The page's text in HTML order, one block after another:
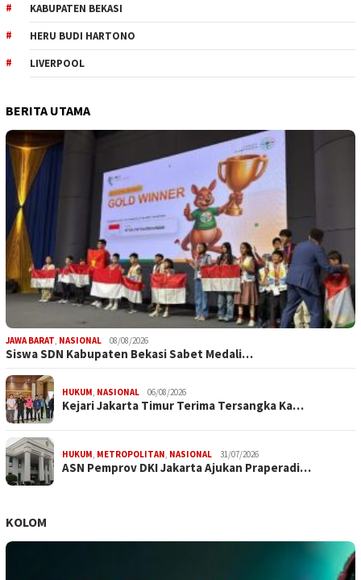
KABUPATEN BEKASI
HERU BUDI HARTONO
LIVERPOOL
BERITA UTAMA
JAWA BARAT NASIONAL 08/08/2026
Siswa SDN Kabupaten Bekasi Sabet Medali…
HUKUM NASIONAL 06/08/2026
Kejari Jakarta Timur Terima Tersangka Ka…
HUKUM METROPOLITAN NASIONAL 31/07/2026
ASN Pemprov DKI Jakarta Ajukan Praperadi…
KOLOM